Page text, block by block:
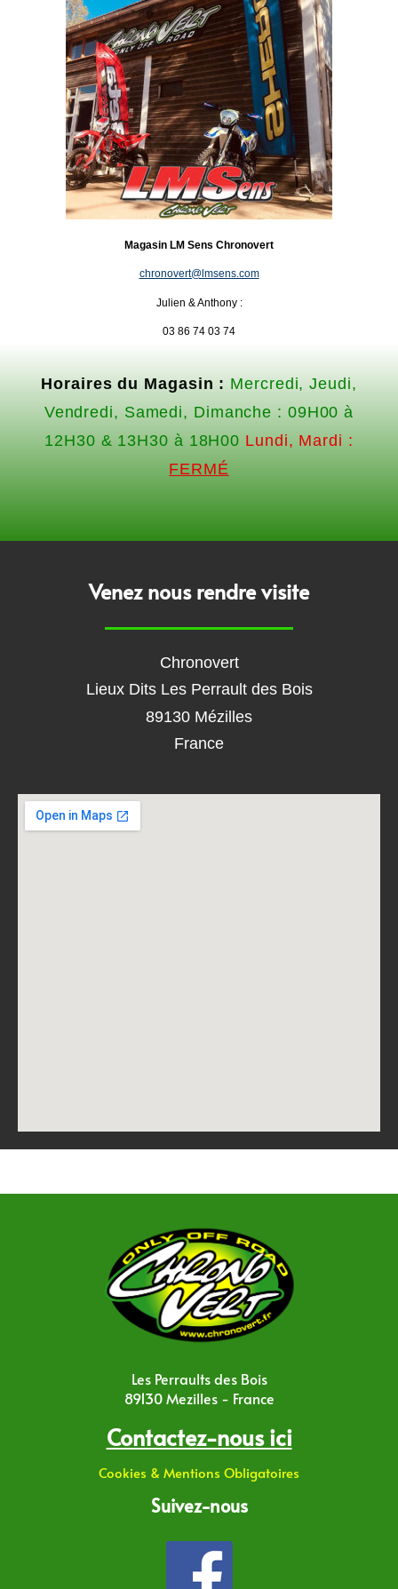
Magasin LM Sens Chronovert
chronovert@lmsens.com
Julien & Anthony :
03 86 74 03 74
Horaires du Magasin : Mercredi, Jeudi,
Vendredi, Samedi, Dimanche : 09H00 à
12H30 & 13H30 à 18H00 Lundi, Mardi :
FERMÉ
Venez nous rendre visite
Chronovert
Lieux Dits Les Perrault des Bois
89130 Mézilles
France
Les Perraults des Bois
89130 Mezilles - France
Contactez-nous ici
Cookies & Mentions Obligatoires
Suivez-nous